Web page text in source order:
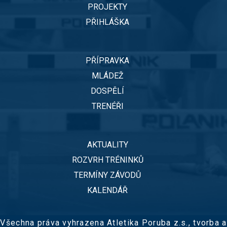
PROJEKTY
PŘIHLÁŠKA
PŘÍPRAVKA
MLÁDEŽ
DOSPĚLÍ
TRENÉŘI
AKTUALITY
ROZVRH TRÉNINKŮ
TERMÍNY ZÁVODŮ
KALENDÁŘ
Všechna práva vyhrazena Atletika Poruba z.s., tvorba a